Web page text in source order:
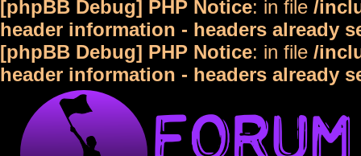
[phpBB Debug] PHP Notice: in file /
header information - headers already
[phpBB Debug] PHP Notice: in file /
header information - headers already